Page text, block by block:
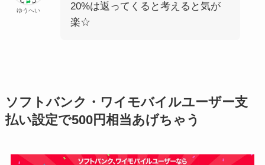
ゆうへい
20%は返ってくると考えると気が
楽☆
ソフトバンク・ワイモバイルユーザー支
払い設定で500円相当あげちゃう